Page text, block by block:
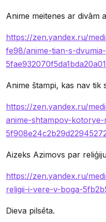
Anime meitenes ar divām
https://zen.yandex.ru/
fe98/anime-tian-s-
Anime štampi, kas nav tik
https://zen.yandex.ru/
anime-shtampov-
Aizeks Azimovs par
https://zen.yandex.ru/
religii-i-vere-v-boga-
Dieva pilsēta.